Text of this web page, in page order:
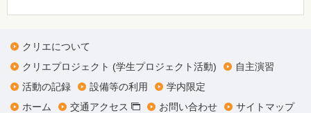
クリエについて
クリエプロジェクト (学生プロジェクト活動)
自主演習
活動の記録
設備等の利用
学内限定
ホーム
交通アクセス お問い合わせ
サイトマップ